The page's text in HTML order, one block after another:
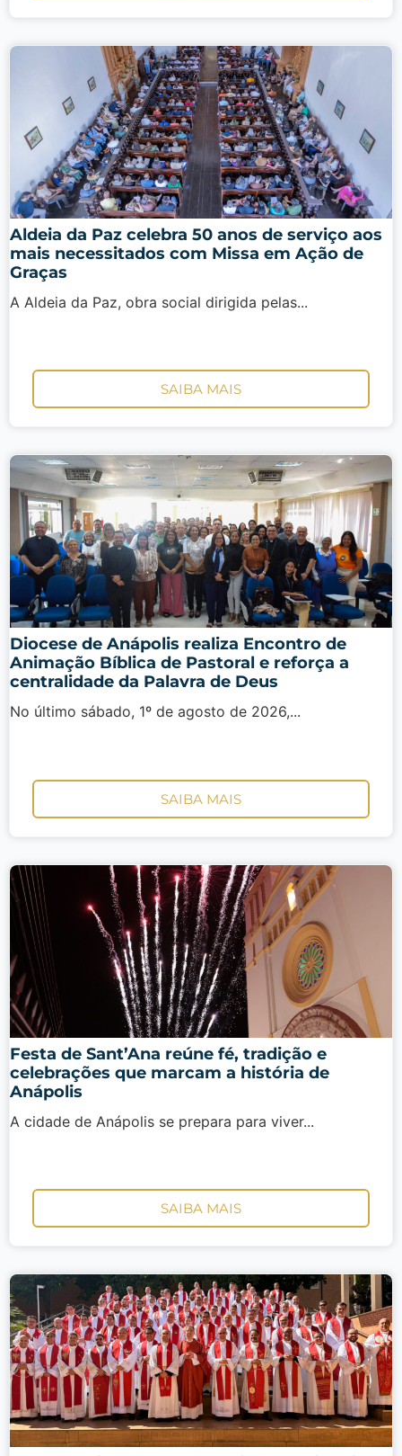
Aldeia da Paz celebra 50 anos de serviço aos
mais necessitados com Missa em Ação de
Graças
A Aldeia da Paz, obra social dirigida pelas...
SAIBA MAIS
Diocese de Anápolis realiza Encontro de
Animação Bíblica de Pastoral e reforça a
centralidade da Palavra de Deus
No último sábado, 1º de agosto de 2026,...
SAIBA MAIS
Festa de Sant’Ana reúne fé, tradição e
celebrações que marcam a história de
Anápolis
A cidade de Anápolis se prepara para viver...
SAIBA MAIS